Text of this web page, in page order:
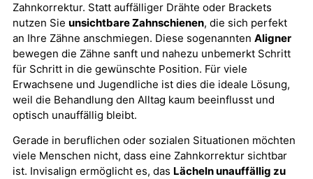
Zahnkorrektur. Statt auffälliger Drähte oder Brackets
nutzen Sie unsichtbare Zahnschienen, die sich perfekt
an Ihre Zähne anschmiegen. Diese sogenannten Aligner
bewegen die Zähne sanft und nahezu unbemerkt Schritt
für Schritt in die gewünschte Position. Für viele
Erwachsene und Jugendliche ist dies die ideale Lösung,
weil die Behandlung den Alltag kaum beeinflusst und
optisch unauffällig bleibt.
Gerade in beruflichen oder sozialen Situationen möchten
viele Menschen nicht, dass eine Zahnkorrektur sichtbar
ist. Invisalign ermöglicht es, das Lächeln unauffällig zu